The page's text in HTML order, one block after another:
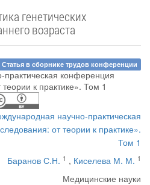
генетических
возраста
Статья в сборнике трудов конференции
научно-практическая
от теории к практике».
Том 1
Баранов С.Н. 1 , Киселева М. М. 1
Медицинские науки